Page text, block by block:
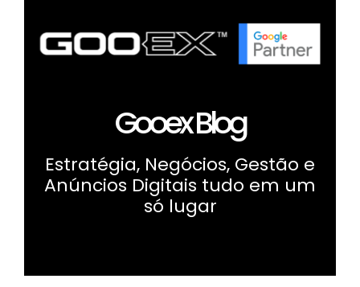
Gooex Blog
Estratégia, Negócios, Gestão e
Anúncios Digitais tudo em um
só lugar